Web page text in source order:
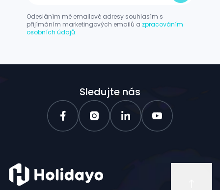
Odesláním mé emailové adresy souhlasím s
přijímáním marketingových emailů a zpracováním
osobních údajů.
Sledujte nás